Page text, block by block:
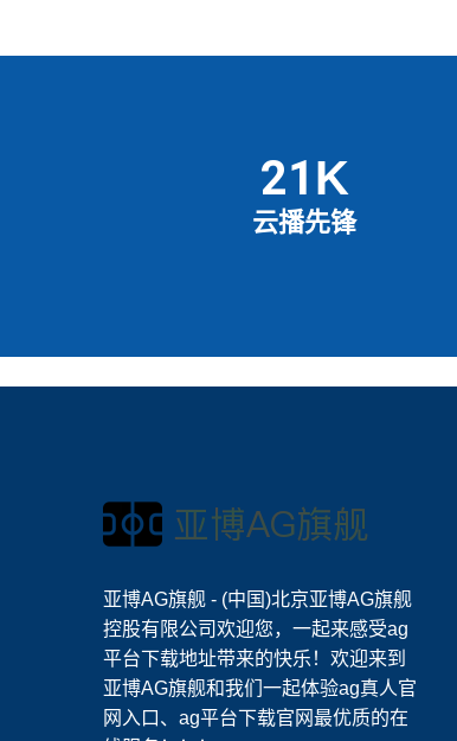
25 K
云播先锋
亚博AG旗舰 - (中国)北京亚博AG旗舰
控股有限公司欢迎您，一起来感受ag
平台下载地址带来的快乐！欢迎来到
亚博AG旗舰和我们一起体验ag真人官
网入口、ag平台下载官网最优质的在